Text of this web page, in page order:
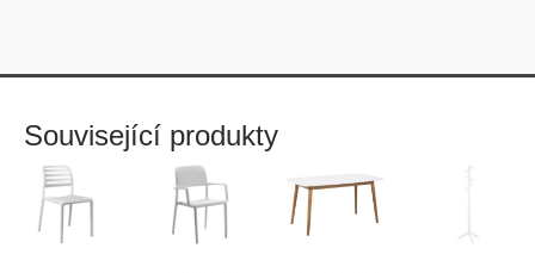
Související produkty